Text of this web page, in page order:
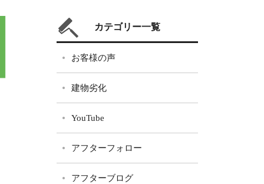
カテゴリー一覧
お客様の声
建物劣化
YouTube
アフターフォロー
アフターブログ